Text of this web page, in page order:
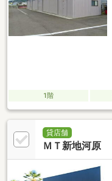
1階
貸店舗
ＭＴ新地河原